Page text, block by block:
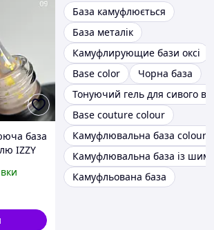
база
IZZY
База камуфлюється
База металік
Камуфлирующие бази оксі
Base color
Чорна база
Тонуючий гель для сивого
Base couture colour
Камуфлювальна база colour
Камуфлювальна база із
Камуфльована база